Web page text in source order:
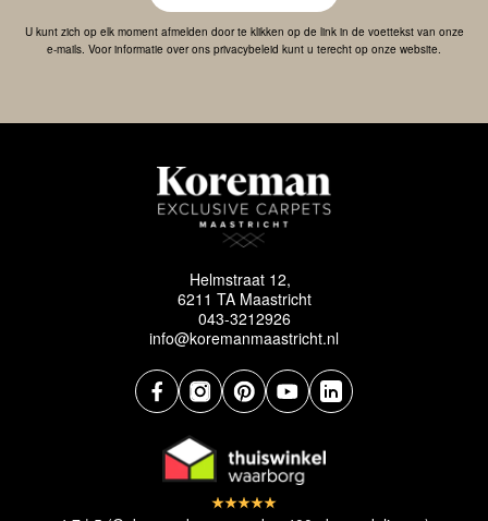
U kunt zich op elk moment afmelden door te klikken op de link in de voettekst van onze
e-mails. Voor informatie over ons privacybeleid kunt u terecht op onze website.
Helmstraat 12,
6211 TA Maastricht
043-3212926
info@koremanmaastricht.nl